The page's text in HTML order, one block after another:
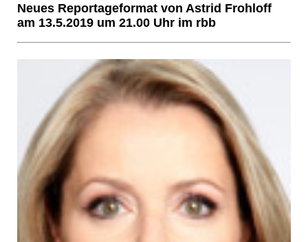
Neues Reportageformat von Astrid Frohloff
am 13.5.2019 um 21.00 Uhr im rbb